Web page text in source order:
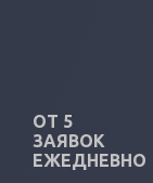
ОТ 5
ЗАЯВОК
ЕЖЕДНЕВНО